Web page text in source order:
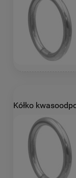
Kółko